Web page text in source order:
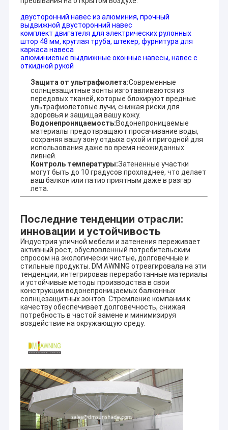
двусторонний навес из алюминия, прочный
выдвижной двусторонний навес
комплект двигателя для электрических рулонных
штор 48 мм, круглая труба, штекер, фурнитура для
каркаса навеса
алюминиевые выдвижные оконные навесы, навес с
откидной рукой
Защита от ультрафиолета:Современные
солнцезащитные зонты изготавливаются из
передовых тканей, которые блокируют вредные
ультрафиолетовые лучи, снижая риски для
здоровья и защищая вашу кожу.
Водонепроницаемость:Водонепроницаемые
материалы предотвращают просачивание воды,
сохраняя вашу зону отдыха сухой и пригодной для
использования даже во время неожиданных
ливней.
Контроль температуры:Затененные участки
могут быть до 10 градусов прохладнее, что делает
ваш балкон или патио приятным даже в разгар
лета.
Последние тенденции отрасли:
инновации и устойчивость
Индустрия уличной мебели и затенения переживает
активный рост, обусловленный потребительским
спросом на экологически чистые, долговечные и
стильные продукты. DM AWNING отреагировала на эти
тенденции, интегрировав переработанные материалы
и устойчивые методы производства в свои
конструкции водонепроницаемых балконных
солнцезащитных зонтов. Стремление компании к
качеству обеспечивает долговечность, снижая
потребность в частой замене и минимизируя
воздействие на окружающую среду.